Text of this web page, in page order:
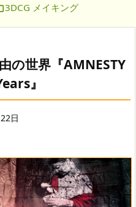
前へ
次へ
3DCG メイキング
の世界『AMNESTY
』
日